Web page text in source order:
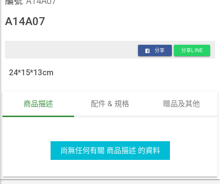
A14A07
分享 分享LINE
24*15*13cm
商品描述 配件 & 規格 贈品及其他
尚無任何有關 商品描述 的資料